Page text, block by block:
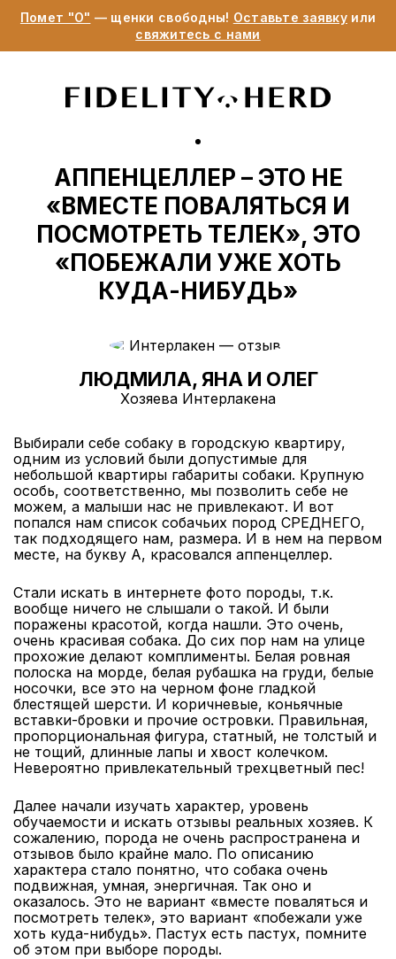
Помет "О" — щенки свободны! Оставьте заявкуили
свяжитесь с нами
АППЕНЦЕЛЛЕР – ЭТО НЕ
«ВМЕСТЕ ПОВАЛЯТЬСЯ И
ПОСМОТРЕТЬ ТЕЛЕК», ЭТО
«ПОБЕЖАЛИ УЖЕ ХОТЬ
КУДА-НИБУДЬ»
ЛЮДМИЛА, ЯНА И ОЛЕГ
Хозяева Интерлакена
Выбирали себе собаку в городскую квартиру,
одним из условий были допустимые для
небольшой квартиры габариты собаки. Крупную
особь, соответственно, мы позволить себе не
можем, а малыши нас не привлекают. И вот
попался нам список собачьих пород СРЕДНЕГО,
так подходящего нам, размера. И в нем на первом
месте, на букву А, красовался аппенцеллер.
Стали искать в интернете фото породы, т.к.
вообще ничего не слышали о такой. И были
поражены красотой, когда нашли. Это очень,
очень красивая собака. До сих пор нам на улице
прохожие делают комплименты. Белая ровная
полоска на морде, белая рубашка на груди, белые
носочки, все это на черном фоне гладкой
блестящей шерсти. И коричневые, коньячные
вставки-бровки и прочие островки. Правильная,
пропорциональная фигура, статный, не толстый и
не тощий, длинные лапы и хвост колечком.
Невероятно привлекательный трехцветный пес!
Далее начали изучать характер, уровень
обучаемости и искать отзывы реальных хозяев. К
сожалению, порода не очень распространена и
отзывов было крайне мало. По описанию
характера стало понятно, что собака очень
подвижная, умная, энергичная. Так оно и
оказалось. Это не вариант «вместе поваляться и
посмотреть телек», это вариант «побежали уже
хоть куда-нибудь». Пастух есть пастух, помните
об этом при выборе породы.